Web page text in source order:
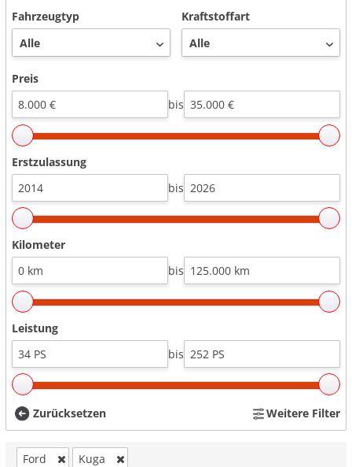
Fahrzeugtyp Kraftstoffart
Preis
bis
Erstzulassung
bis
Kilometer
bis
Leistung
bis
Zurücksetzen Weitere Filter
Ford Kuga